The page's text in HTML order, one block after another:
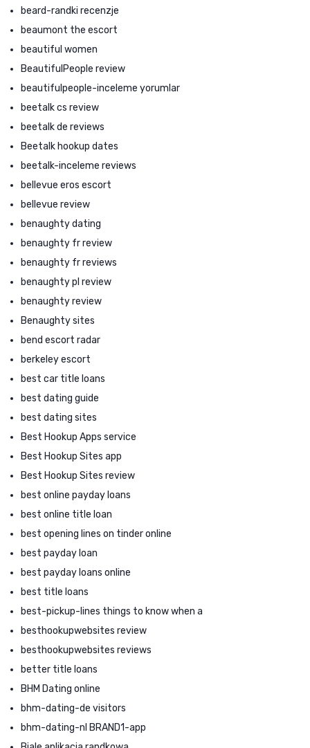
beard-randki recenzje
beaumont the escort
beautiful women
BeautifulPeople review
beautifulpeople-inceleme yorumlar
beetalk cs review
beetalk de reviews
Beetalk hookup dates
beetalk-inceleme reviews
bellevue eros escort
bellevue review
benaughty dating
benaughty fr review
benaughty fr reviews
benaughty pl review
benaughty review
Benaughty sites
bend escort radar
berkeley escort
best car title loans
best dating guide
best dating sites
Best Hookup Apps service
Best Hookup Sites app
Best Hookup Sites review
best online payday loans
best online title loan
best opening lines on tinder online
best payday loan
best payday loans online
best title loans
best-pickup-lines things to know when a
besthookupwebsites review
besthookupwebsites reviews
better title loans
BHM Dating online
bhm-dating-de visitors
bhm-dating-nl BRAND1-app